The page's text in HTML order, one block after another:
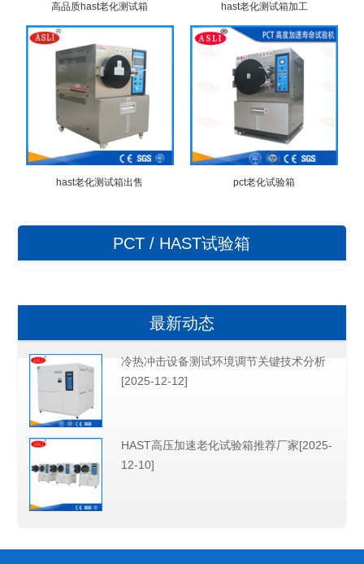
高品质hast老化测试箱 hast老化测试箱加工
hast老化测试箱出售 pct老化试验箱
PCT / HAST试验箱
最新动态
冷热冲击设备测试环境调节关键技术分析
[2025-12-12]
HAST高压加速老化试验箱推荐厂家[2025-
12-10]